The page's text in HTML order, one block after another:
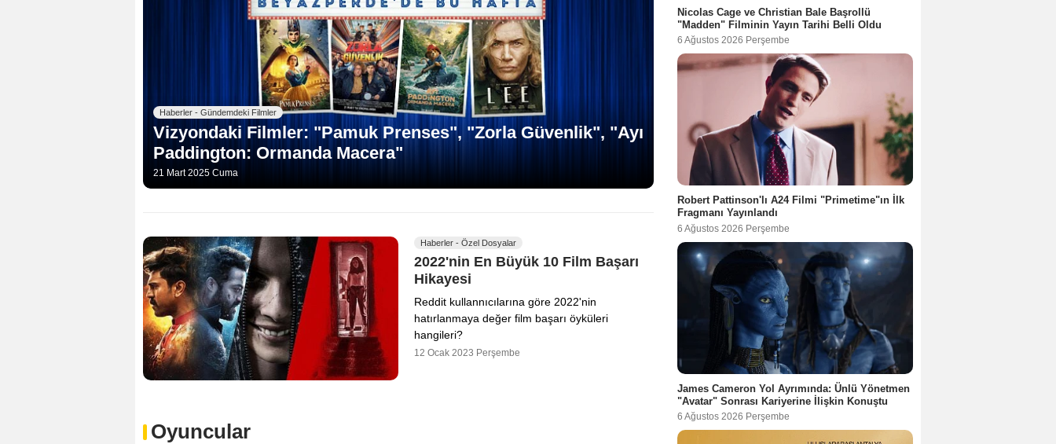
Haberler - Gündemdeki Filmler
Vizyondaki Filmler: "Pamuk Prenses", "Zorla Güvenlik", "Ayı
Paddington: Ormanda Macera"
21 Mart 2025 Cuma
Haberler - Özel Dosyalar
2022'nin En Büyük 10 Film Başarı
Hikayesi
Reddit kullannıcılarına göre 2022'nin
hatırlanmaya değer film başarı öyküleri
hangileri?
12 Ocak 2023 Perşembe
Oyuncular
Nicolas Cage ve Christian Bale Başrollü
"Madden" Filminin Yayın Tarihi Belli Oldu
6 Ağustos 2026 Perşembe
Robert Pattinson'lı A24 Filmi "Primetime"ın İlk
Fragmanı Yayınlandı
6 Ağustos 2026 Perşembe
James Cameron Yol Ayrımında: Ünlü Yönetmen
"Avatar" Sonrası Kariyerine İlişkin Konuştu
6 Ağustos 2026 Perşembe